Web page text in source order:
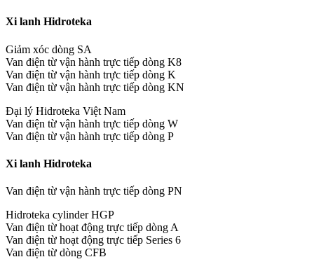
Xi lanh Hidroteka
Giảm xóc dòng SA
Van điện từ vận hành trực tiếp dòng K8
Van điện từ vận hành trực tiếp dòng K
Van điện từ vận hành trực tiếp dòng KN
Đại lý Hidroteka Việt Nam
Van điện từ vận hành trực tiếp dòng W
Van điện từ vận hành trực tiếp dòng P
Xi lanh Hidroteka
Van điện từ vận hành trực tiếp dòng PN
Hidroteka cylinder HGP
Van điện từ hoạt động trực tiếp dòng A
Van điện từ hoạt động trực tiếp Series 6
Van điện từ dòng CFB